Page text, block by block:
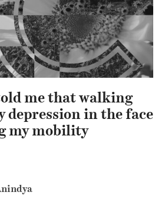
me that walking
depression in the face
my mobility